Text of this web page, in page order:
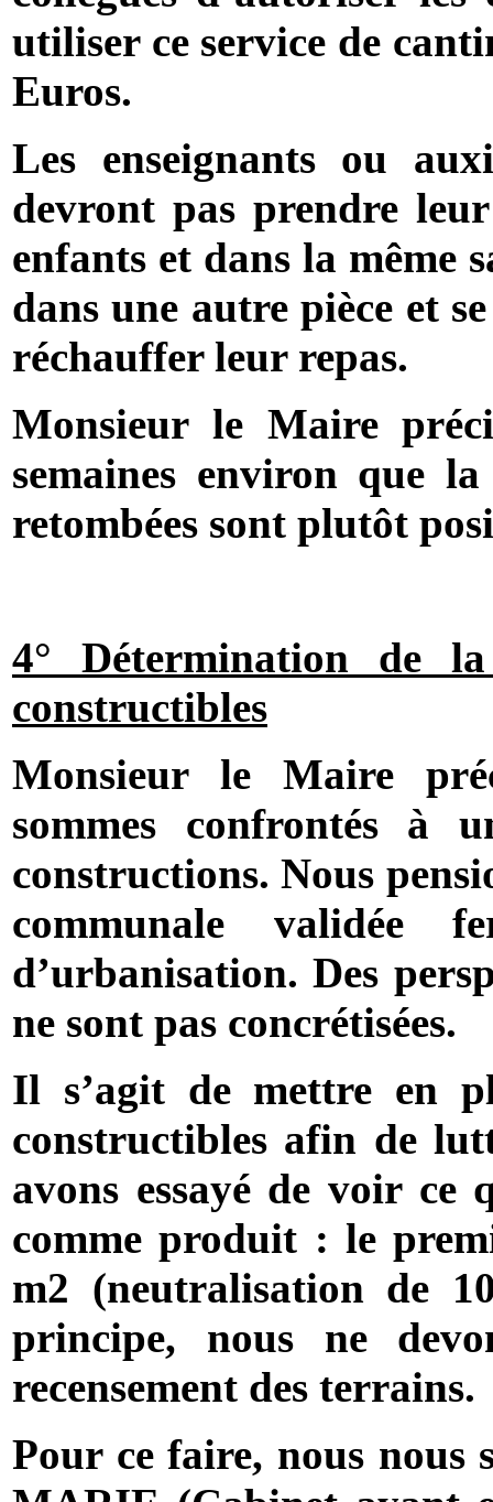
utiliser ce service de
Euros.
Les enseignants ou
devront pas prendre
enfants et dans la même
dans une autre pièce et
réchauffer leur repas.
Monsieur le Maire
semaines environ que
retombées sont plutôt
4° Détermination de
constructibles
Monsieur le Maire
sommes confrontés à
constructions. Nous
communale validée
d’urbanisation. Des
ne sont pas concrétisées.
Il s’agit de mettre en
constructibles afin de
avons essayé de voir ce
comme produit : le
m2 (neutralisation de
principe, nous ne
recensement des terrains.
Pour ce faire, nous nous